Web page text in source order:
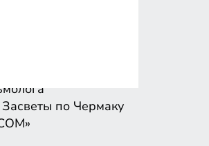
Засветы по Чермаку